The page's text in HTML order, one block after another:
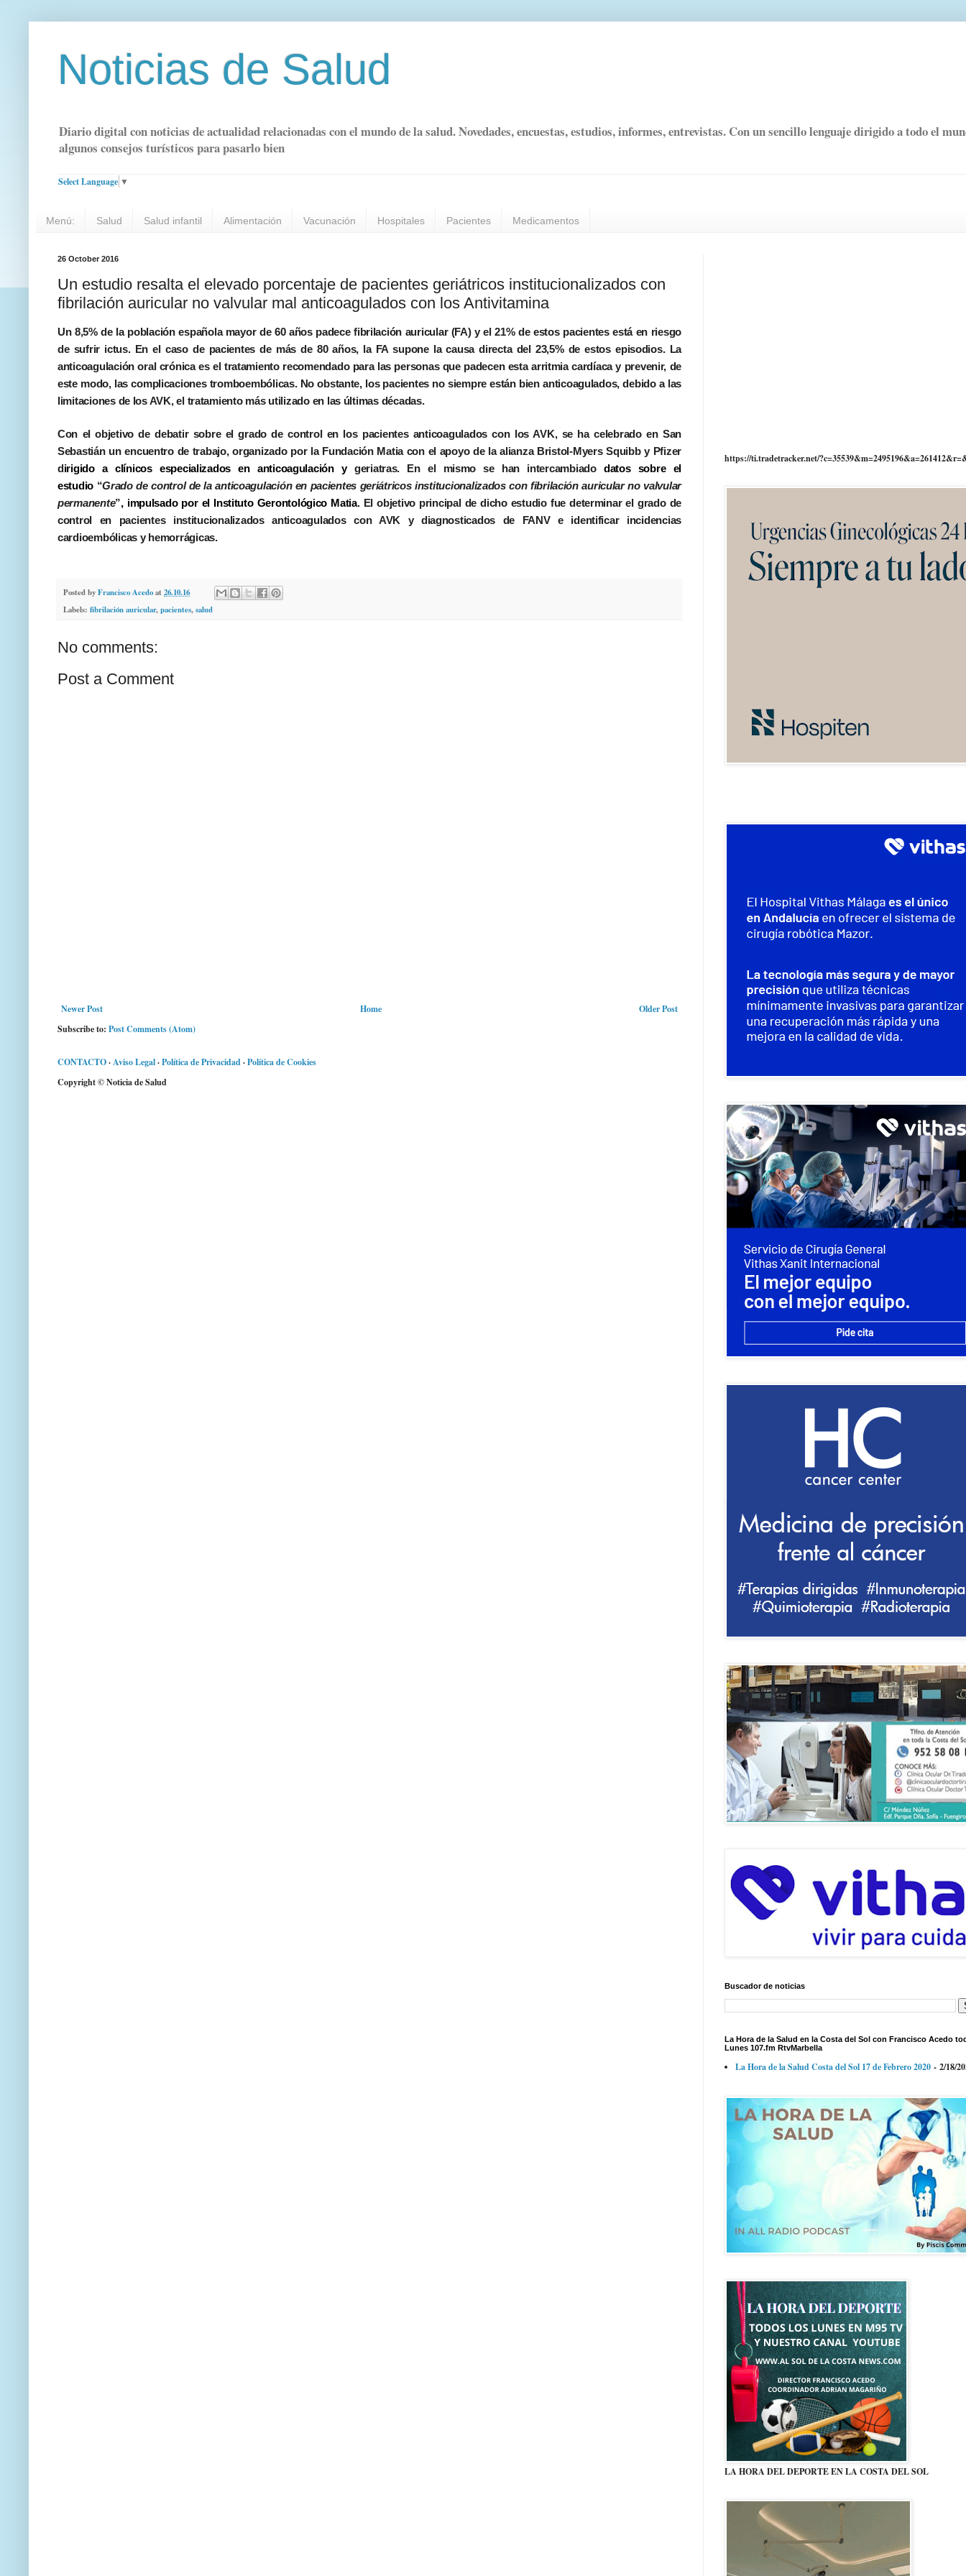
Noticias de Salud
Diario digital con noticias de actualidad relacionadas con el mundo de la salud. Novedades, encuestas, estudios, informes, entrevistas. Con un sencillo lenguaje dirigido a todo el
algunos consejos turísticos para pasarlo bien
Select Language ▼
Menú: Salud Salud infantil Alimentación Vacunación Hospitales Pacientes Medicamentos
26 October 2016
Un estudio resalta el elevado porcentaje de pacientes geriátricos institucionalizados con
fibrilación auricular no valvular mal anticoagulados con los Antivitamina
Un 8,5% de la población española mayor de 60 años padece fibrilación auricular (FA) y el 21% de estos pacientes está en riesgo
de sufrir ictus. En el caso de pacientes de más de 80 años, la FA supone la causa directa del 23,5% de estos episodios. La
anticoagulación oral crónica es el tratamiento recomendado para las personas que padecen esta arritmia cardíaca y prevenir, de
este modo, las complicaciones tromboembólicas. No obstante, los pacientes no siempre están bien anticoagulados, debido a las
limitaciones de los AVK, el tratamiento más utilizado en las últimas décadas.
Con el objetivo de debatir sobre el grado de control en los pacientes anticoagulados con los AVK, se ha celebrado en San
Sebastián un encuentro de trabajo, organizado por la Fundación Matia con el apoyo de la alianza Bristol-Myers Squibb y Pfizer
d irigido a clínicos especializados en anticoagulación y geriatras. En el mismo se han intercambiado datos sobre el
estudio “Grado de control de la anticoagulación en pacientes geriátricos institucionalizados con fibrilación auricular no valvular
permanente”, impulsado por el Instituto Gerontológico Matia. El objetivo principal de dicho estudio fue determinar el grado de
control en pacientes institucionalizados anticoagulados con AVK y diagnosticados de FANV e identificar incidencias
cardioembólicas y hemorrágicas.
Posted byFrancisco Acedoat 26.10.16
Labels: fibrilación auricular,pacientes,salud
No comments:
Post a Comment
Newer Post Older Post
Home
Subscribe to: Post Comments (Atom)
CONTACTO·Aviso Legal·Política de Privacidad·Política de Cookies
Copyright © Noticia de Salud
https://ti.tradetracker.net/
Buscador de noticias
La Hora de la Salud en la Costa del Sol con Francisco Acedo
Lunes 107.fm RtvMarbella
La Hora de la Salud Costa del Sol 17 de Febrero 2020 - 2/18/
LA HORA DEL DEPORTE EN LA COSTA DEL SOL